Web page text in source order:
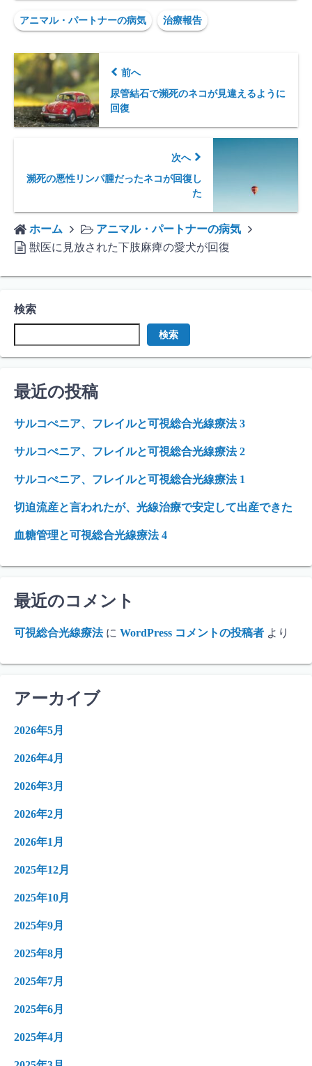
アニマル・パートナーの病気 治療報告
前へ
尿管結石で瀕死のネコが見違えるように
回復
次へ
瀕死の悪性リンパ腫だったネコが回復し
た
ホーム
アニマル・パートナーの病気
獣医に見放された下肢麻痺の愛犬が回復
検索
検索
最近の投稿
サルコぺニア、フレイルと可視総合光線療法 3
サルコぺニア、フレイルと可視総合光線療法 2
サルコぺニア、フレイルと可視総合光線療法 1
切迫流産と言われたが、光線治療で安定して出産できた
血糖管理と可視総合光線療法 4
最近のコメント
可視総合光線療法に WordPress コメントの投稿者 より
アーカイブ
2026年5月
2026年4月
2026年3月
2026年2月
2026年1月
2025年12月
2025年10月
2025年9月
2025年8月
2025年7月
2025年6月
2025年4月